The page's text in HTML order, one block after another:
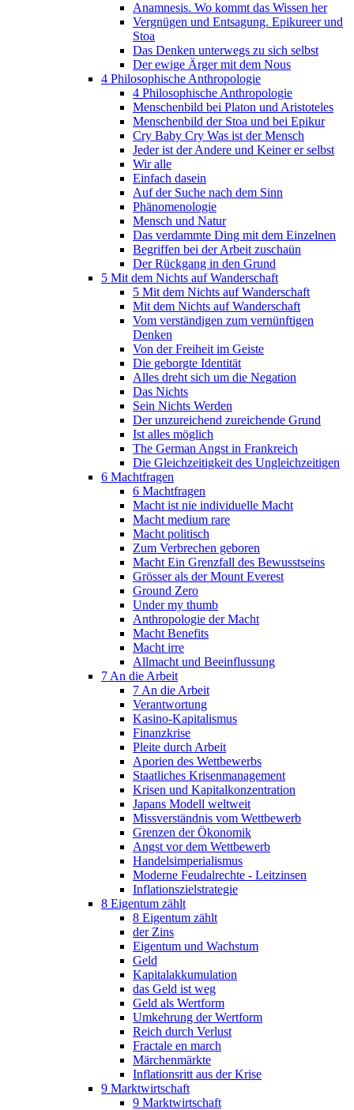
Anamnesis. Wo kommt das Wissen her
Vergnügen und Entsagung. Epikureer und
Stoa
Das Denken unterwegs zu sich selbst
Der ewige Ärger mit dem Nous
4 Philosophische Anthropologie
4 Philosophische Anthropologie
Menschenbild bei Platon und Aristoteles
Menschenbild der Stoa und bei Epikur
Cry Baby Cry Was ist der Mensch
Jeder ist der Andere und Keiner er selbst
Wir alle
Einfach dasein
Auf der Suche nach dem Sinn
Phänomenologie
Mensch und Natur
Das verdammte Ding mit dem Einzelnen
Begriffen bei der Arbeit zuschaün
Der Rückgang in den Grund
5 Mit dem Nichts auf Wanderschaft
5 Mit dem Nichts auf Wanderschaft
Mit dem Nichts auf Wanderschaft
Vom verständigen zum vernünftigen
Denken
Von der Freiheit im Geiste
Die geborgte Identität
Alles dreht sich um die Negation
Das Nichts
Sein Nichts Werden
Der unzureichend zureichende Grund
Ist alles möglich
The German Angst in Frankreich
Die Gleichzeitigkeit des Ungleichzeitigen
6 Machtfragen
6 Machtfragen
Macht ist nie individuelle Macht
Macht medium rare
Macht politisch
Zum Verbrechen geboren
Macht Ein Grenzfall des Bewusstseins
Grösser als der Mount Everest
Ground Zero
Under my thumb
Anthropologie der Macht
Macht Benefits
Macht irre
Allmacht und Beeinflussung
7 An die Arbeit
7 An die Arbeit
Verantwortung
Kasino-Kapitalismus
Finanzkrise
Pleite durch Arbeit
Aporien des Wettbewerbs
Staatliches Krisenmanagement
Krisen und Kapitalkonzentration
Japans Modell weltweit
Missverständnis vom Wettbewerb
Grenzen der Ökonomik
Angst vor dem Wettbewerb
Handelsimperialismus
Moderne Feudalrechte - Leitzinsen
Inflationszielstrategie
8 Eigentum zählt
8 Eigentum zählt
der Zins
Eigentum und Wachstum
Geld
Kapitalakkumulation
das Geld ist weg
Geld als Wertform
Umkehrung der Wertform
Reich durch Verlust
Fractale en march
Märchenmärkte
Inflationsritt aus der Krise
9 Marktwirtschaft
9 Marktwirtschaft